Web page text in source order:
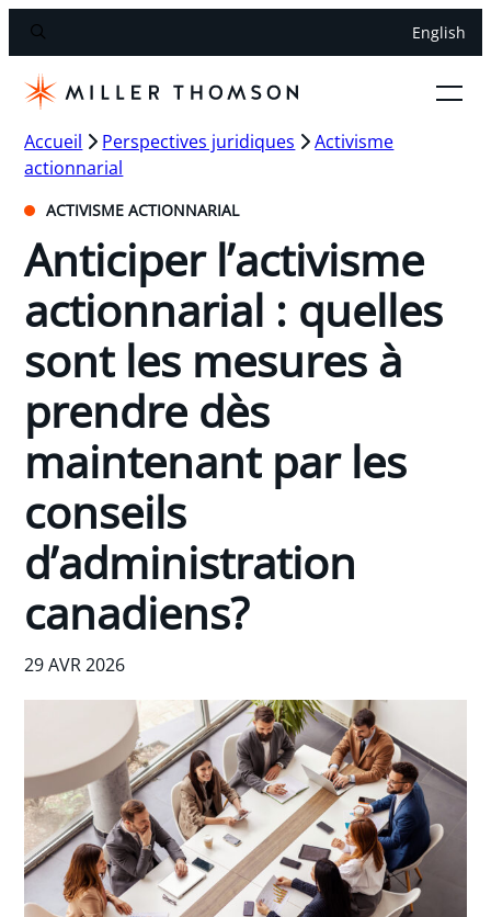
English
Accueil Perspectives juridiques
Activisme
actionnarial
ACTIVISME ACTIONNARIAL
Anticiper l’activisme
actionnarial : quelles
sont les mesures à
prendre dès
maintenant par les
conseils
d’administration
canadiens?
29 AVR 2026